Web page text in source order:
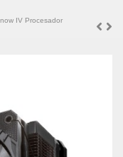
IV Procesador